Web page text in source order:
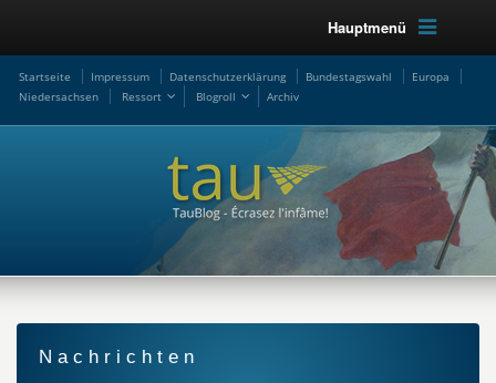
Hauptmenü
Startseite Impressum Datenschutzerklärung Bundestagswahl
Europa
Niedersachsen
Ressort Blogroll Archiv
Nachrichten